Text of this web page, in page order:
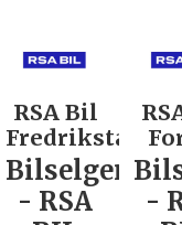
RSA Bil
Forus:
Bilselger
- RSA